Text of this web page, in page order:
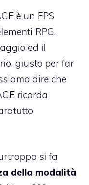
è un FPS
RPG,
ed il
giusto per far
dire che
ricorda
si fa
della modalità